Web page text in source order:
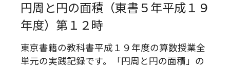
円周と円の面積（東書５年平成１９
年度）第１２時
東京書籍の教科書平成１９年度の算数授業全
単元の実践記録です。「円周と円の面積」の